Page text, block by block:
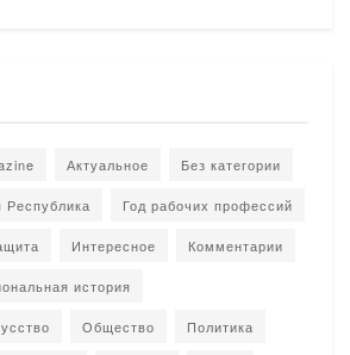
Актуальное Без категории
Республика Год рабочих профессий
Интересное Комментарии
история
Общество Политика